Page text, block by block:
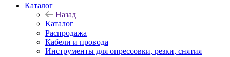
Каталог
Назад
Каталог
Распродажа
Кабели и провода
Инструменты для опрессовки, резки, снятия